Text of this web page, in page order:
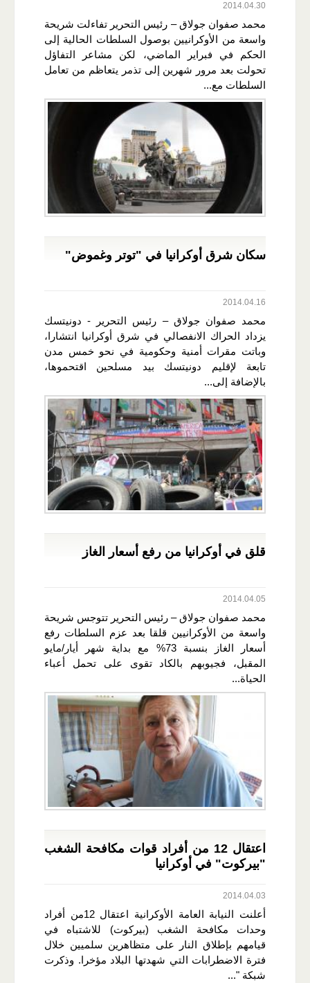
2014.04.30
محمد صفوان جولاق – رئيس التحرير تفاءلت شريحة
واسعة من الأوكرانيين بوصول السلطات الحالية إلى
الحكم في فبراير الماضي، لكن مشاعر التفاؤل
تحولت بعد مرور شهرين إلى تذمر يتعاظم من تعامل
السلطات مع...
سكان شرق أوكرانيا في "توتر وغموض"
2014.04.16
محمد صفوان جولاق – رئيس التحرير - دونيتسك
يزداد الحراك الانفصالي في شرق أوكرانيا انتشارا،
وباتت مقرات أمنية وحكومية في نحو خمس مدن
تابعة لإقليم دونيتسك بيد مسلحين اقتحموها،
بالإضافة إلى...
قلق في أوكرانيا من رفع أسعار الغاز
2014.04.05
محمد صفوان جولاق – رئيس التحرير تتوجس شريحة
واسعة من الأوكرانيين قلقا بعد عزم السلطات رفع
أسعار الغاز بنسبة 73% مع بداية شهر أيار/مايو
المقبل، فجيوبهم بالكاد تقوى على تحمل أعباء
الحياة...
اعتقال 12 من أفراد قوات مكافحة الشغب
"بيركوت" في أوكرانيا
2014.04.03
أعلنت النيابة العامة الأوكرانية اعتقال 12من أفراد
وحدات مكافحة الشغب (بيركوت) للاشتباه في
قيامهم بإطلاق النار على متظاهرين سلميين خلال
فترة الاضطرابات التي شهدتها البلاد مؤخرا. وذكرت
شبكة "...